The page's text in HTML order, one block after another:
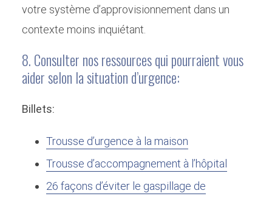
votre système d’approvisionnement dans un
contexte moins inquiétant.
8. Consulter nos ressources qui pourraient vous
aider selon la situation d’urgence:
Billets:
Trousse d’urgence à la maison
Trousse d’accompagnement à l’hôpital
26 façons d’éviter le gaspillage de